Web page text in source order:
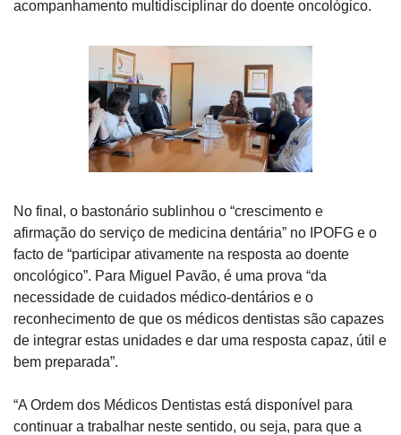
acompanhamento multidisciplinar do doente oncológico.
No final, o bastonário sublinhou o “crescimento e
afirmação do serviço de medicina dentária” no IPOFG e o
facto de “participar ativamente na resposta ao doente
oncológico”. Para Miguel Pavão, é uma prova “da
necessidade de cuidados médico-dentários e o
reconhecimento de que os médicos dentistas são capazes
de integrar estas unidades e dar uma resposta capaz, útil e
bem preparada”.
“A Ordem dos Médicos Dentistas está disponível para
continuar a trabalhar neste sentido, ou seja, para que a